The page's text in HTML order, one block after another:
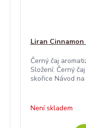
Liran Cinnamon
Černý čaj
Složení: Černý
skořice Návod na
Není skladem